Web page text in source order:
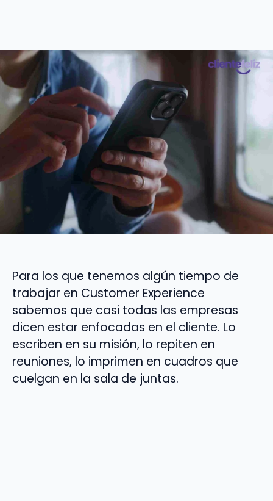
Para los que tenemos algún tiempo de
trabajar en Customer Experience
sabemos que casi todas las empresas
dicen estar enfocadas en el cliente. Lo
escriben en su misión, lo repiten en
reuniones, lo imprimen en cuadros que
cuelgan en la sala de juntas.